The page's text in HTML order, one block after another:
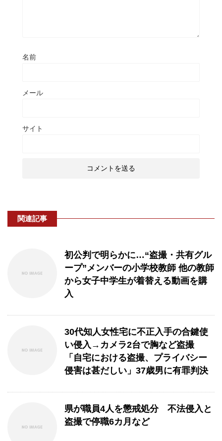
名前
メール
サイト
関連記事
初公判で明らかに…“盗撮・共有グル
ープ”メンバーの小学校教師 他の教師
から女子中学生が着替える動画を購
入
30代知人女性宅に不正入手の合鍵使
い侵入→カメラ2台で胸など盗撮
「自宅における盗撮、プライバシー
侵害は甚だしい」37歳男に有罪判決
県が職員4人を懲戒処分 不法侵入と
盗撮で停職6カ月など